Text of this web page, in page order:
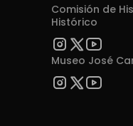
Comisión de
Histórico
Museo José